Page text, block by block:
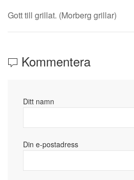
Gott till grillat. (Morberg grillar)
Kommentera
Ditt namn
Din e-postadress